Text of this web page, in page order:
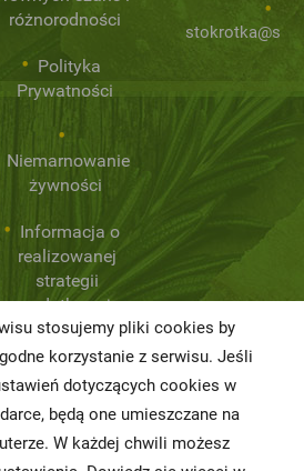
różnorodności
Polityka
Prywatności
Niemarnowanie
żywności
Informacja o
realizowanej
strategii
podatkowej
Karty
charakterystyki
Butelkomaty
stosujemy pliki cookies by
korzystanie z serwisu. Jeśli
dotyczących cookies w
będą one umieszczane na
W każdej chwili możesz